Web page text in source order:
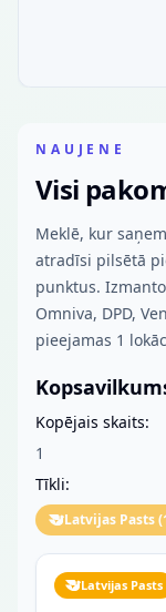
NAUJENE
Visi
Meklē, kur
atradīsi pilsētā
punktus.
Omniva, DPD,
pieejamas 1
Kopējais skaits:
1
Tīkli:
Latvijas Pasts(
Latvijas Pasts